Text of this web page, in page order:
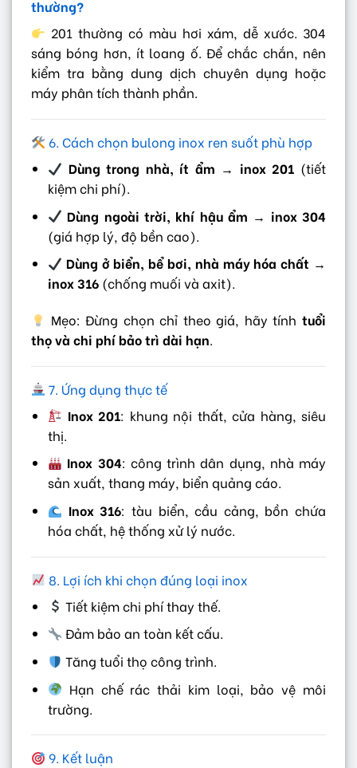
thường?
201 thường có màu hơi xám, dễ xước. 304
sáng bóng hơn, ít loang ố. Để chắc chắn, nên
kiểm tra bằng dung dịch chuyên dụng hoặc
máy phân tích thành phần.
6. Cách chọn bulong inox ren suốt phù hợp
Dùng trong nhà, ít ẩm → inox 201 (tiết
kiệm chi phí).
Dùng ngoài trời, khí hậu ẩm → inox 304
(giá hợp lý, độ bền cao).
Dùng ở biển, bể bơi, nhà máy hóa chất →
inox 316(chống muối và axit).
Mẹo: Đừng chọn chỉ theo giá, hãy tính tuổi
thọ và chi phí bảo trì dài hạn.
7. Ứng dụng thực tế
Inox 201: khung nội thất, cửa hàng, siêu
thị.
Inox 304: công trình dân dụng, nhà máy
sản xuất, thang máy, biển quảng cáo.
Inox 316: tàu biển, cầu cảng, bồn chứa
hóa chất, hệ thống xử lý nước.
8. Lợi ích khi chọn đúng loại inox
Tiết kiệm chi phí thay thế.
Đảm bảo an toàn kết cấu.
Tăng tuổi thọ công trình.
Hạn chế rác thải kim loại, bảo vệ môi
trường.
9. Kết luận